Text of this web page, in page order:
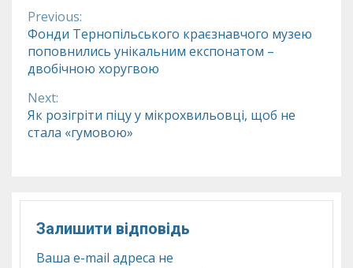
Continue
Reading
Previous:
Фонди Тернопільського краєзнавчого музею
поповнились унікальним експонатом –
двобічною хоругвою
Next:
Як розігріти піцу у мікрохвильовці, щоб не
стала «гумовою»
Залишити відповідь
Ваша e-mail адреса не